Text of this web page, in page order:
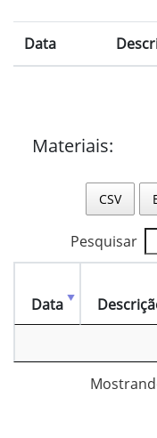
Data
Materiais:
CSV
Pesquisar
Data